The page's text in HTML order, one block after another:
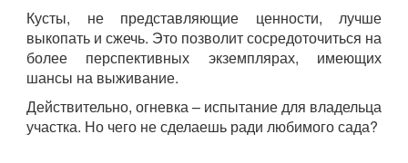
Кусты, не представляющие ценности, лучше
выкопать и сжечь. Это позволит сосредоточиться на
более перспективных экземплярах, имеющих
шансы на выживание.
Действительно, огневка – испытание для владельца
участка. Но чего не сделаешь ради любимого сада?